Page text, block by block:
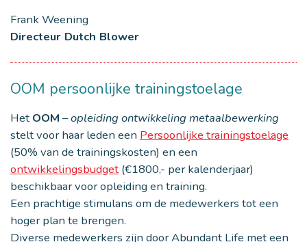
Frank Weening
Directeur Dutch Blower
OOM persoonlijke trainingstoelage
Het OOM –opleiding ontwikkeling metaalbewerking
stelt voor haar leden een Persoonlijke trainingstoelage
(50% van de trainingskosten) en een
ontwikkelingsbudget (€1800,- per kalenderjaar)
beschikbaar voor opleiding en training.
Een prachtige stimulans om de medewerkers tot een
hoger plan te brengen.
Diverse medewerkers zijn door Abundant Life met een